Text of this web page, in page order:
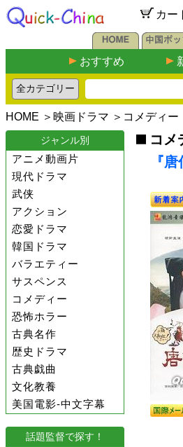
カー
おすすめ
HOME ＞ 映画ドラマ ＞ コメディー
ジャンル別
アニメ動画片
現代ドラマ
武侠
アクション
恋愛ドラマ
韓国ドラマ
バラエティー
サスペンス
コメディー
恐怖ホラー
古典名作
歴史ドラマ
古典戯曲
文化教養
美国電影-中文字幕
話題監督で探す！
コメ
『